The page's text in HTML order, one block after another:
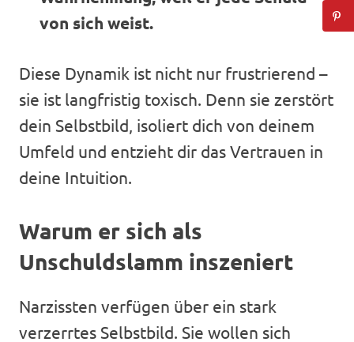
von sich weist.
Diese Dynamik ist nicht nur frustrierend –
sie ist langfristig toxisch. Denn sie zerstört
dein Selbstbild, isoliert dich von deinem
Umfeld und entzieht dir das Vertrauen in
deine Intuition.
Warum er sich als
Unschuldslamm inszeniert
Narzissten verfügen über ein stark
verzerrtes Selbstbild. Sie wollen sich